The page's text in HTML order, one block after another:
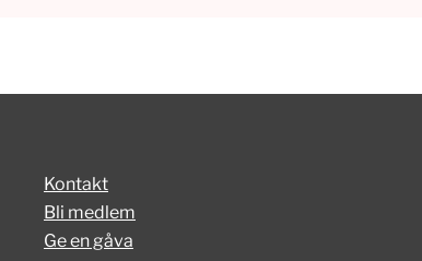
Kontakt
Bli medlem
Ge en gåva